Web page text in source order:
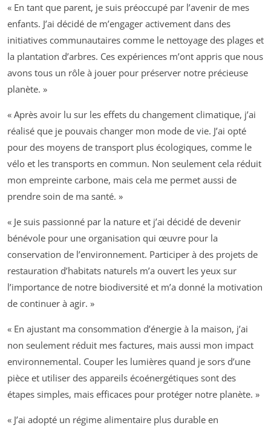
« En tant que parent, je suis préoccupé par l’avenir de mes
enfants. J’ai décidé de m’engager activement dans des
initiatives communautaires comme le nettoyage des plages et
la plantation d’arbres. Ces expériences m’ont appris que nous
avons tous un rôle à jouer pour préserver notre précieuse
planète. »
« Après avoir lu sur les effets du changement climatique, j’ai
réalisé que je pouvais changer mon mode de vie. J’ai opté
pour des moyens de transport plus écologiques, comme le
vélo et les transports en commun. Non seulement cela réduit
mon empreinte carbone, mais cela me permet aussi de
prendre soin de ma santé. »
« Je suis passionné par la nature et j’ai décidé de devenir
bénévole pour une organisation qui œuvre pour la
conservation de l’environnement. Participer à des projets de
restauration d’habitats naturels m’a ouvert les yeux sur
l’importance de notre biodiversité et m’a donné la motivation
de continuer à agir. »
« En ajustant ma consommation d’énergie à la maison, j’ai
non seulement réduit mes factures, mais aussi mon impact
environnemental. Couper les lumières quand je sors d’une
pièce et utiliser des appareils écoénergétiques sont des
étapes simples, mais efficaces pour protéger notre planète. »
« J’ai adopté un régime alimentaire plus durable en